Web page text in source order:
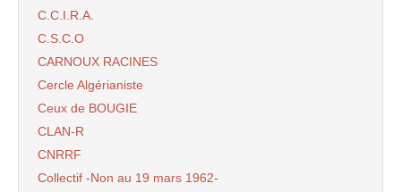
C.C.I.R.A.
C.S.C.O
CARNOUX RACINES
Cercle Algérianiste
Ceux de BOUGIE
CLAN-R
CNRRF
Collectif -Non au 19 mars 1962-